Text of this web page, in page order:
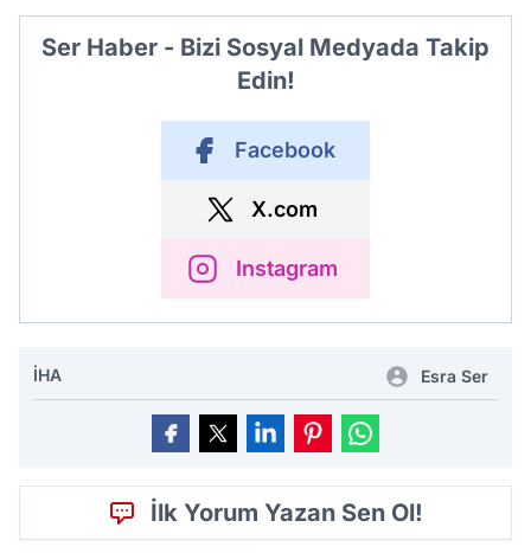
Ser Haber - Bizi Sosyal Medyada Takip
Edin!
Facebook
X.com
Instagram
İHA Esra Ser
İlk Yorum Yazan Sen Ol!